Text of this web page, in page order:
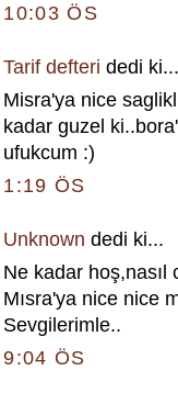
10:03 ÖS
Tarif defteri dedi
Misra'ya nice
kadar guzel
ufukcum :)
1:19 ÖS
Unknown dedi ki...
Ne kadar
Mısra'ya nice nice
Sevgilerimle..
9:04 ÖS